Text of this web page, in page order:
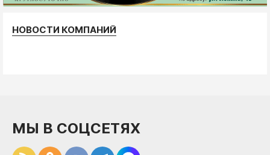
НОВОСТИ КОМПАНИЙ
МЫ В СОЦСЕТЯХ